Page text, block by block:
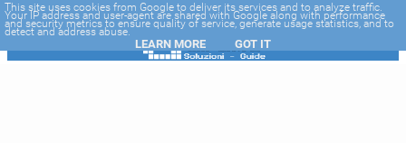
-->
This site uses cookies from Google to deliver its services and to analyze traffic.
Your IP address and user-agent are shared with Google along with performance
and security metrics to ensure quality of service, generate usage statistics, and to
detect and address abuse.
LEARN MORE GOT IT